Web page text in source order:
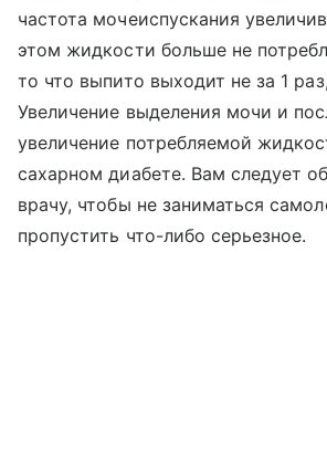
частота мочеиспускания
этом жидкости больше не
то что выпито выходит не за 1
Увеличение выделения мочи и
увеличение потребляемой
сахарном диабете. Вам следует
врачу, чтобы не заниматься
пропустить что-либо серьезное.